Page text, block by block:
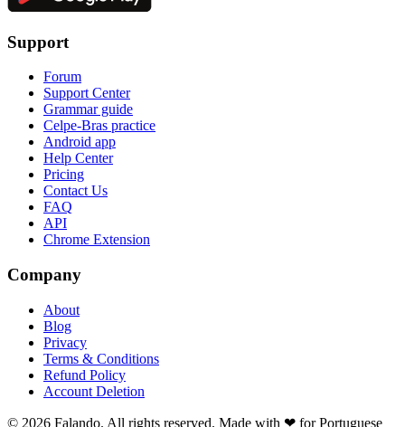
Support
Forum
Support Center
Grammar guide
Celpe-Bras practice
Android app
Help Center
Pricing
Contact Us
FAQ
API
Chrome Extension
Company
About
Blog
Privacy
Terms & Conditions
Refund Policy
Account Deletion
© 2026 Falando. All rights reserved. Made with ❤ for Portuguese